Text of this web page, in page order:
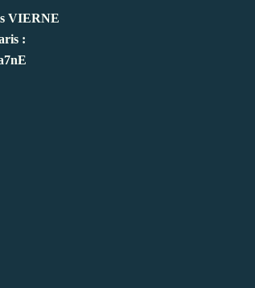
VIERNE
: